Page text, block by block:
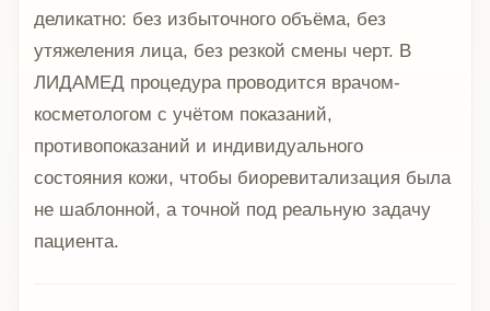
деликатно: без избыточного объёма, без
утяжеления лица, без резкой смены черт. В
ЛИДАМЕД процедура проводится врачом-
косметологом с учётом показаний,
противопоказаний и индивидуального
состояния кожи, чтобы биоревитализация была
не шаблонной, а точной под реальную задачу
пациента.